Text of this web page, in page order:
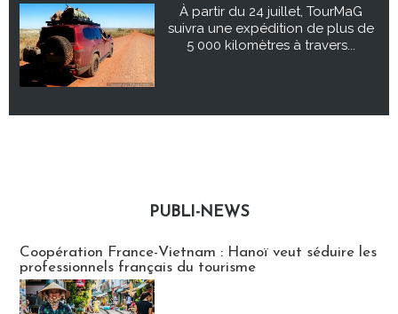
À partir du 24 juillet, TourMaG
suivra une expédition de plus de
5 000 kilomètres à travers...
PUBLI-NEWS
Coopération France-Vietnam : Hanoï veut séduire les
professionnels français du tourisme